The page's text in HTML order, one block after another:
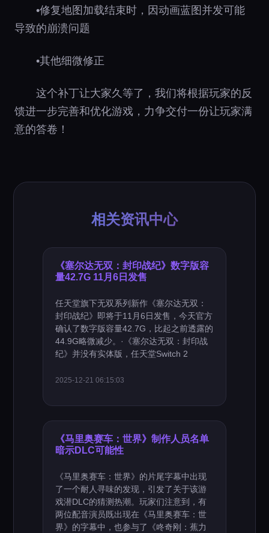
•修复地图加载结束时，因动画蓝图并发可能
导致的崩溃问题
•其他细微修正
这个补丁让大家久等了，我们将根据玩家的反
馈进一步完善和优化游戏，力争交付一份让玩家满
意的答卷！
相关资讯中心
《塞尔达无双：封印战纪》数字版容
量42.7G 11月6日发售
任天堂旗下无双系列新作《塞尔达无双：
封印战纪》即将于11月6日发售，今天官方
确认了数字版容量42.7G，比起之前透露的
44.9G略微减少。·《塞尔达无双：封印战
纪》并没有实体版，任天堂Switch 2
2025-12-21 06:15:03
《马里奥赛车：世界》制作人员名单
暗示DLC可能性
《马里奥赛车：世界》的片尾字幕中出现
了一个耐人寻味的发现，引发了关于该游
戏潜DLC的猜测热潮。玩家们注意到，有
两位配音演员既出现在《马里奥赛车：世
界》的字幕中，也参与了《咚奇刚：蕉力